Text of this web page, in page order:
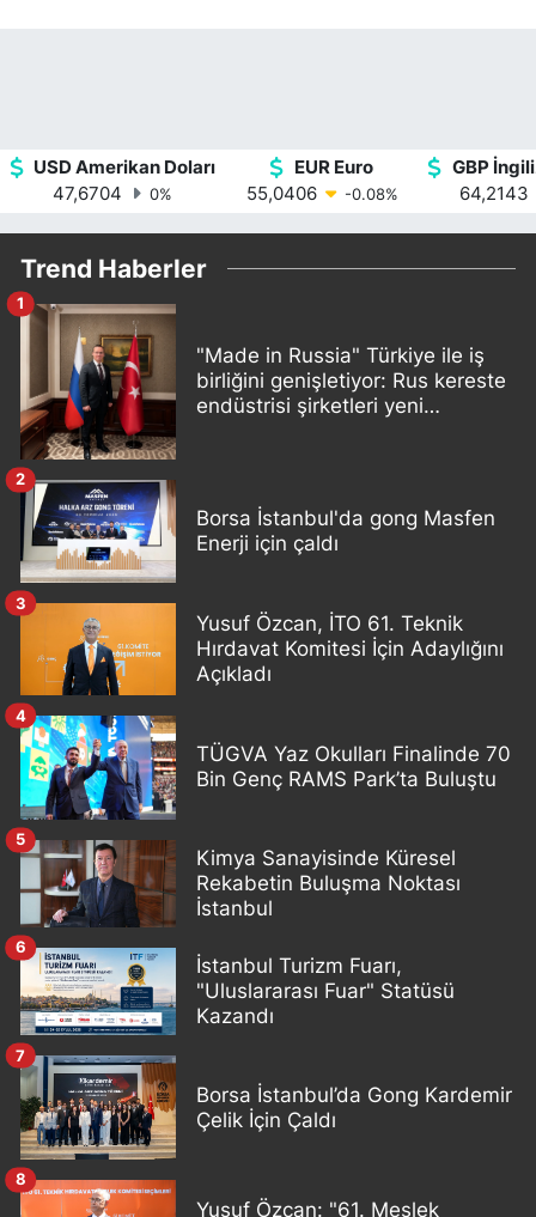
USD Amerikan Doları
47,6704
0%
EUR Euro
55,0406
-0.08%
GBP
64,2143
Trend Haberler
"Made in Russia" Türkiye ile iş
birliğini genişletiyor: Rus kereste
endüstrisi şirketleri yeni
1
Borsa İstanbul'da gong Masfen
Enerji için çaldı
2
Yusuf Özcan, İTO 61. Teknik
Hırdavat Komitesi İçin Adaylığını
Açıkladı
3
TÜGVA Yaz Okulları Finalinde 70
Bin Genç RAMS Park’ta Buluştu
4
Kimya Sanayisinde Küresel
Rekabetin Buluşma Noktası
İstanbul
5
İstanbul Turizm Fuarı,
"Uluslararası Fuar" Statüsü
Kazandı
6
Borsa İstanbul’da Gong Kardemir
Çelik İçin Çaldı
7
Yusuf Özcan: "61. Meslek
8